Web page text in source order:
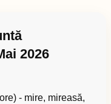
2026
- mire, mireasă,